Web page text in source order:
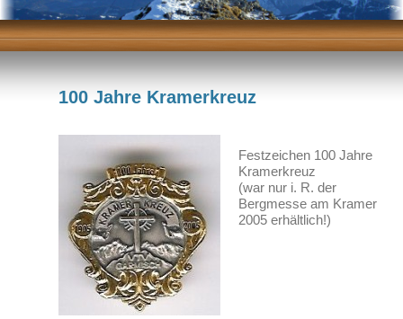
100 Jahre Kramerkreuz
Festzeichen 100 Jahre
Kramerkreuz
(war nur i. R. der
Bergmesse am Kramer
2005 erhältlich!)